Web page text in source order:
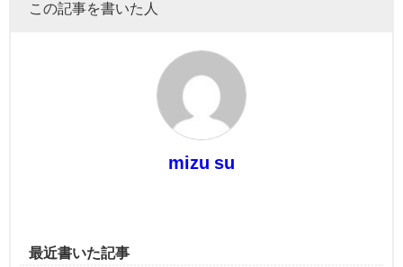
この記事を書いた人
mizu su
最近書いた記事